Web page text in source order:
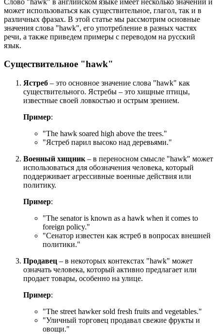
может использоваться как существительное, глагол, так и в
различных фразах. В этой статье мы рассмотрим основные
значения слова "hawk", его употребление в разных частях
речи, а также приведем примеры с переводом на русский
язык.
Существительное "hawk"
Ястреб – это основное значение слова "hawk" как
существительного. Ястребы – это хищные птицы,
известные своей ловкостью и острым зрением.
Пример:
"The hawk soared high above the trees."
"Ястреб парил высоко над деревьями."
Военный хищник – в переносном смысле "hawk" может
использоваться для обозначения человека, который
поддерживает агрессивные военные действия или
политику.
Пример:
"The senator is known as a hawk when it comes to
foreign policy."
"Сенатор известен как ястреб в вопросах внешней
политики."
Продавец – в некоторых контекстах "hawk" может
означать человека, который активно предлагает или
продает товары, особенно на улице.
Пример:
"The street hawker sold fresh fruits and vegetables."
"Уличный торговец продавал свежие фрукты и
овощи."